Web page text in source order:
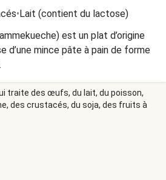
•Lait (contient du lactose)
est un plat d’origine
d’une mince pâte à pain de forme
traite des œufs, du lait, du poisson,
des crustacés, du soja, des fruits à